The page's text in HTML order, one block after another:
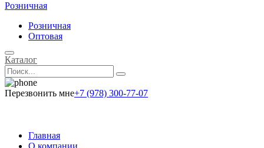
Розничная
Розничная
Оптовая
Каталог
Перезвонить мне+7 (978) 300-77-07
Главная
О компании